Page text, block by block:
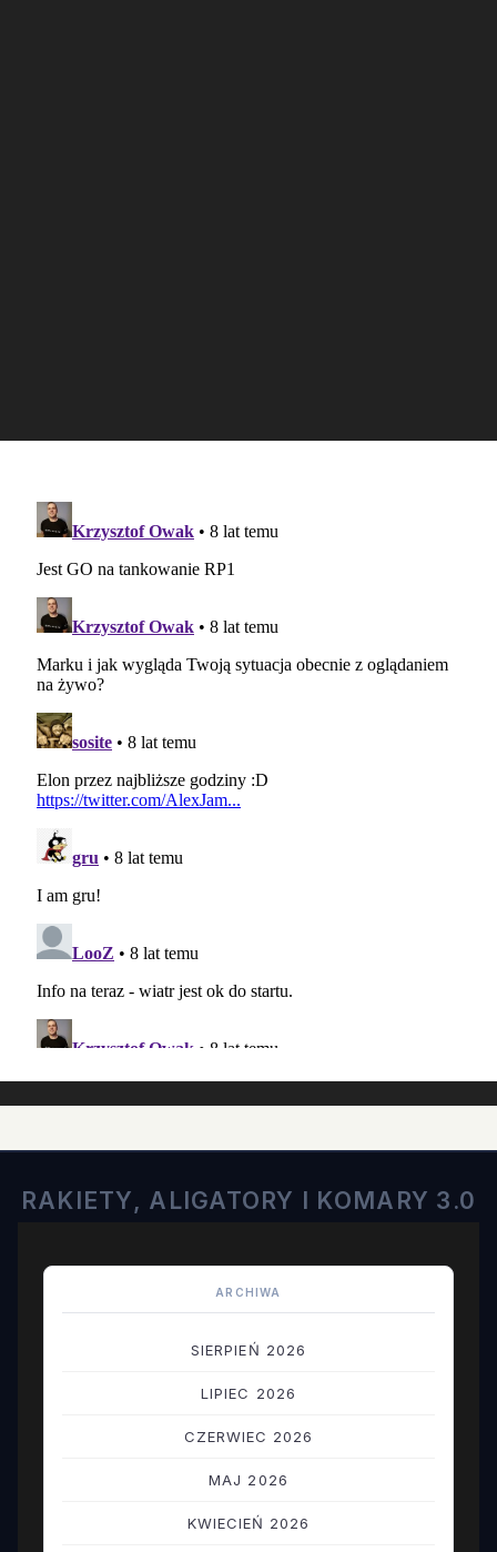
RAKIETY, ALIGATORY I KOMARY 3.0
ARCHIWA
SIERPIEŃ 2026
LIPIEC 2026
CZERWIEC 2026
MAJ 2026
KWIECIEŃ 2026